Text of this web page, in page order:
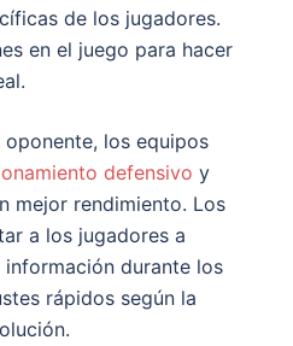
de los jugadores.
en el juego para hacer
los equipos
defensivo y
mejor rendimiento. Los
a los jugadores a
durante los
rápidos según la